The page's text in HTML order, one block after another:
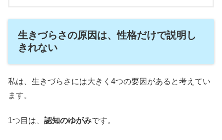
生きづらさの原因は、性格だけで説明し
きれない
私は、生きづらさには大きく4つの要因があると考えてい
ます。
1つ目は、 認知のゆがみです。